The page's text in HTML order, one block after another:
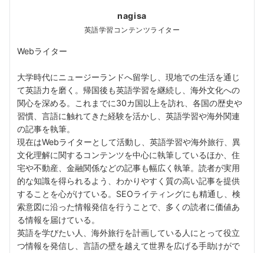
nagisa
英語学習コンテンツライター
Webライター
大学時代にニュージーランドへ留学し、現地での生活を通じ
て英語力を磨く。帰国後も英語学習を継続し、海外文化への
関心を深める。これまでに30カ国以上を訪れ、各国の歴史や
習慣、言語に触れてきた経験を活かし、英語学習や海外関連
の記事を執筆。
現在はWebライターとして活動し、英語学習や海外旅行、異
文化理解に関するコンテンツを中心に執筆しているほか、住
宅や不動産、金融関係などの記事も幅広く執筆。読者が実用
的な知識を得られるよう、わかりやすく質の高い記事を提供
することを心がけている。SEOライティングにも精通し、検
索意図に沿った情報発信を行うことで、多くの読者に価値あ
る情報を届けている。
英語を学びたい人、海外旅行を計画している人にとって役立
つ情報を発信し、言語の壁を越えて世界を広げる手助けがで